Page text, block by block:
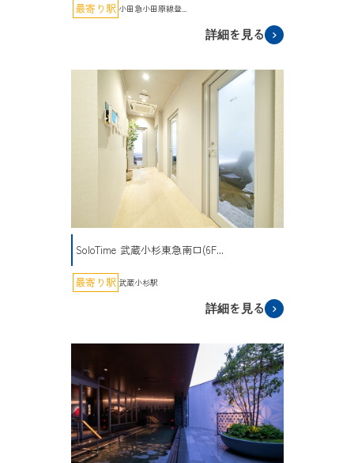
最寄り駅 小田急小田原線登...
詳細を見る
SoloTime 武蔵小杉東急南口(6F...
最寄り駅 武蔵小杉駅
詳細を見る